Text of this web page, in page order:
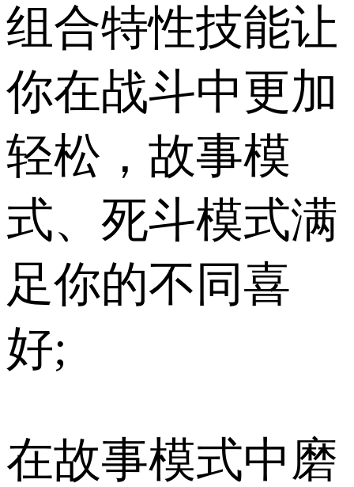
组合特性技能让
你在战斗中更加
轻松，故事模
式、死斗模式满
足你的不同喜
好;
在故事模式中磨